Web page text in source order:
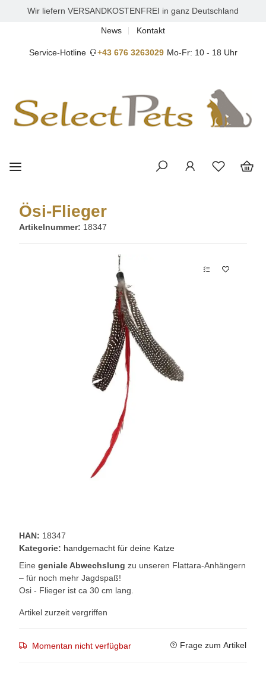
Wir liefern VERSANDKOSTENFREI in ganz Deutschland
News Kontakt
Service-Hotline +43 676 3263029 Mo-Fr: 10 - 18 Uhr
Ösi-Flieger
Artikelnummer: 18347
HAN: 18347
Kategorie: handgemacht für deine Katze
Eine geniale Abwechslung zu unseren Flattara-Anhängern
– für noch mehr Jagdspaß!
Osi - Flieger ist ca 30 cm lang.
Artikel zurzeit vergriffen
Momentan nicht verfügbar Frage zum Artikel